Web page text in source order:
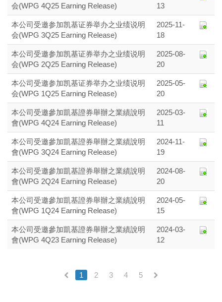
会(WPG 4Q25 Earning Release)
13
本公司受邀参加凯基证券举办之业绩说明
会(WPG 3Q25 Earning Release)
2025-11-
18
本公司受邀参加凯基证券举办之业绩说明
会(WPG 2Q25 Earning Release)
2025-08-
20
本公司受邀参加凯基证券举办之业绩说明
会(WPG 1Q25 Earning Release)
2025-05-
20
本公司受邀參加凱基證券舉辦之業績說明
會(WPG 4Q24 Earning Release)
2025-03-
11
本公司受邀參加凱基證券舉辦之業績說明
會(WPG 3Q24 Earning Release)
2024-11-
19
本公司受邀參加凱基證券舉辦之業績說明
會(WPG 2Q24 Earning Release)
2024-08-
20
本公司受邀參加凱基證券舉辦之業績說明
會(WPG 1Q24 Earning Release)
2024-05-
15
本公司受邀參加凱基證券舉辦之業績說明
會(WPG 4Q23 Earning Release)
2024-03-
12
1 (current)
2 3 4 5